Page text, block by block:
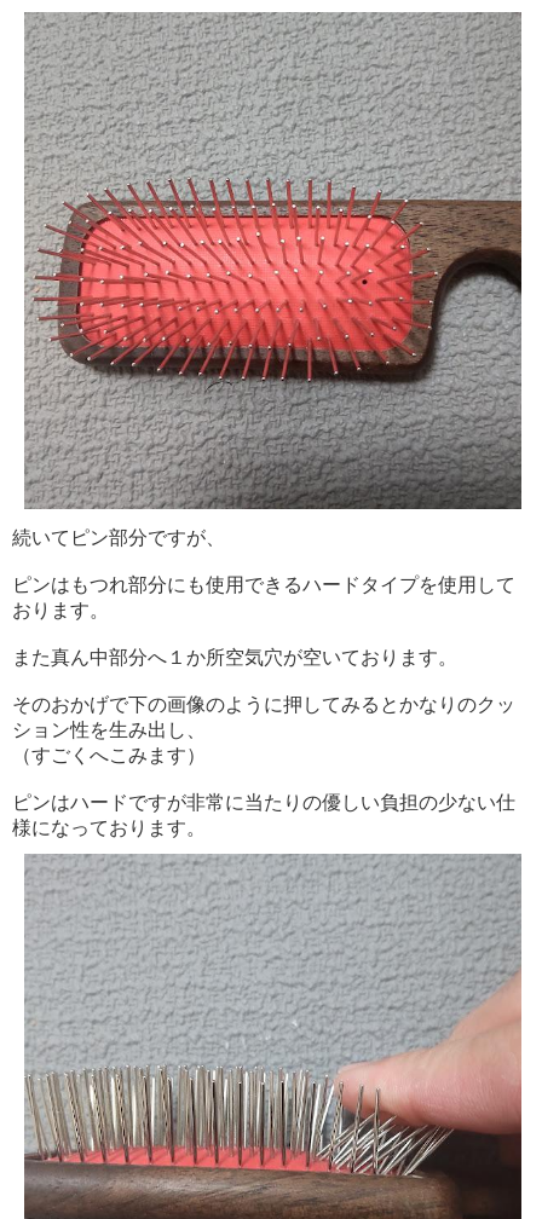
続いてピン部分ですが、
ピンはもつれ部分にも使用できるハードタイプを使用して
おります。
また真ん中部分へ１か所空気穴が空いております。
そのおかげで下の画像のように押してみるとかなりのクッ
ション性を生み出し、
（すごくへこみます）
ピンはハードですが非常に当たりの優しい負担の少ない仕
様になっております。